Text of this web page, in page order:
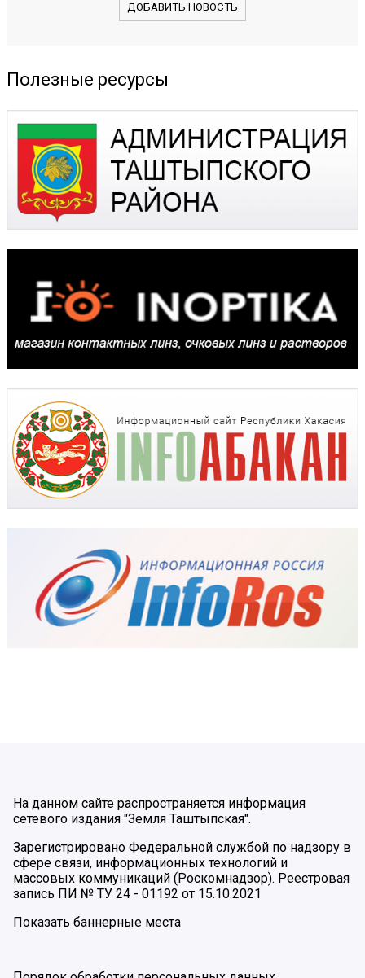
ДОБАВИТЬ НОВОСТЬ
Полезные ресурсы
На данном сайте распространяется информация
сетевого издания "Земля Таштыпская".
Зарегистрировано Федеральной службой по надзору в
сфере связи, информационных технологий и
массовых коммуникаций (Роскомнадзор). Реестровая
запись ПИ № ТУ 24 - 01192 от 15.10.2021
Показать баннерные места